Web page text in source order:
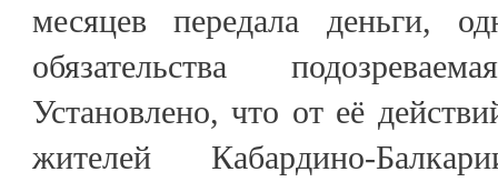
месяцев передала деньги,
обязательства
Установлено, что от её
жителей Кабардино-